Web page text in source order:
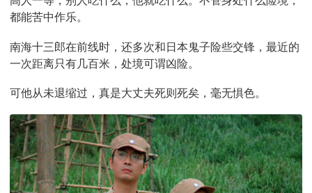
都能苦中作乐。
南海十三郎在前线时，还多次和日本鬼子险些交锋，最近的
一次距离只有几百米，处境可谓凶险。
可他从未退缩过，真是大丈夫死则死矣，毫无惧色。